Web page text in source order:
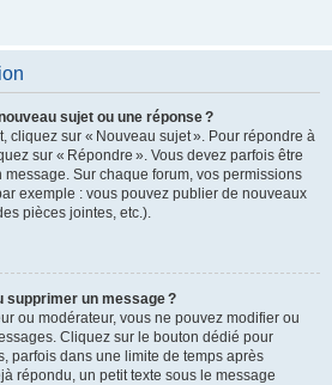
sujet ou une réponse ?
cliquez sur « Nouveau sujet ». Pour répondre à
sur « Répondre ». Vous devez parfois être
Sur chaque forum, vos permissions
exemple : vous pouvez publier de nouveaux
pièces jointes, etc.).
supprimer un message ?
ou modérateur, vous ne pouvez modifier ou
Cliquez sur le bouton dédié pour
parfois dans une limite de temps après
répondu, un petit texte sous le message